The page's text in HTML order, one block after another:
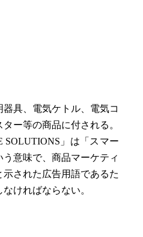
具、電気ケトル、電気コ
ー等の商品に付される。
SOLUTIONS」は「スマー
う意味で、商品マーケティ
された広告用語であるた
ければならない。